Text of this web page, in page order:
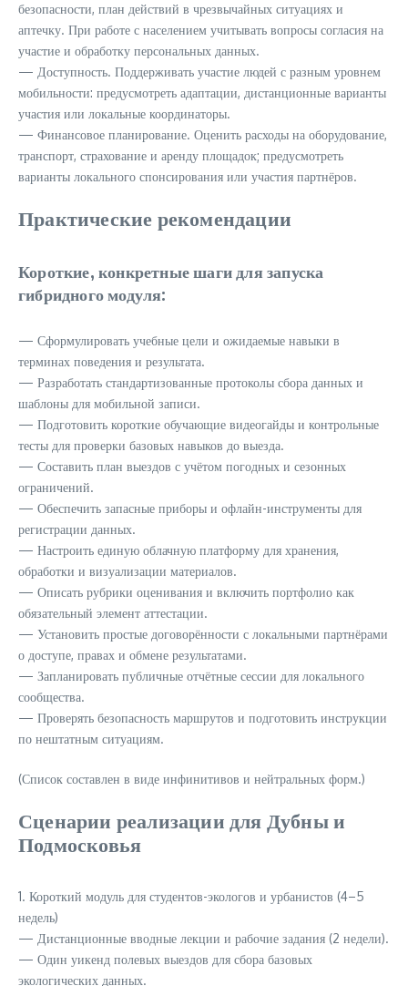
безопасности, план действий в чрезвычайных ситуациях и
аптечку. При работе с населением учитывать вопросы согласия на
участие и обработку персональных данных.
— Доступность. Поддерживать участие людей с разным уровнем
мобильности: предусмотреть адаптации, дистанционные варианты
участия или локальные координаторы.
— Финансовое планирование. Оценить расходы на оборудование,
транспорт, страхование и аренду площадок; предусмотреть
варианты локального спонсирования или участия партнёров.
Практические рекомендации
Короткие, конкретные шаги для запуска
гибридного модуля:
— Сформулировать учебные цели и ожидаемые навыки в
терминах поведения и результата.
— Разработать стандартизованные протоколы сбора данных и
шаблоны для мобильной записи.
— Подготовить короткие обучающие видеогайды и контрольные
тесты для проверки базовых навыков до выезда.
— Составить план выездов с учётом погодных и сезонных
ограничений.
— Обеспечить запасные приборы и офлайн-инструменты для
регистрации данных.
— Настроить единую облачную платформу для хранения,
обработки и визуализации материалов.
— Описать рубрики оценивания и включить портфолио как
обязательный элемент аттестации.
— Установить простые договорённости с локальными партнёрами
о доступе, правах и обмене результатами.
— Запланировать публичные отчётные сессии для локального
сообщества.
— Проверять безопасность маршрутов и подготовить инструкции
по нештатным ситуациям.
(Список составлен в виде инфинитивов и нейтральных форм.)
Сценарии реализации для Дубны и
Подмосковья
1. Короткий модуль для студентов-экологов и урбанистов (4–5
недель)
— Дистанционные вводные лекции и рабочие задания (2 недели).
— Один уикенд полевых выездов для сбора базовых
экологических данных.